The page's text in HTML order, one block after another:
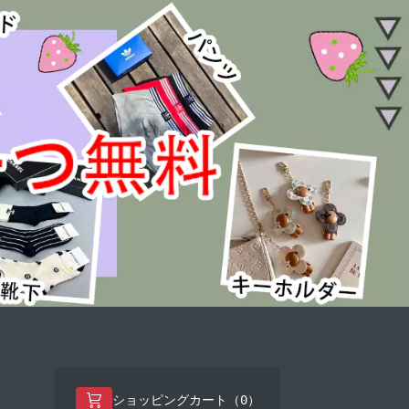
ショッピングカート（ 0）